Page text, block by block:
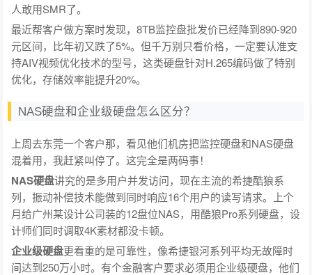
人敢用SMR了。
最近帮客户做方案时发现，8TB监控盘批发价已经降到890-920
元区间，比年初又跌了5%。但千万别只看价格，一定要认准支
持AIV视频优化技术的型号，这类硬盘针对H.265编码做了特别
优化，存储效率能提升20%。
NAS硬盘和企业级硬盘怎么区分？
上周去东莞一个客户那，看见他们机房把监控硬盘和NAS硬盘
混着用，我赶紧叫停了。这完全是两码事！
NAS硬盘讲究的是多用户并发访问，现在主流的希捷酷狼系
列，振动补偿技术能做到同时响应16个用户的读写请求。上个
月给广州某设计公司装的12盘位NAS，用酷狼Pro系列硬盘，设
计师们同时调取4K素材都没卡顿。
企业级硬盘更看重的是可靠性，像希捷银河系列平均无故障时
间达到250万小时。有个金融客户要求必须用企业级硬盘，他们